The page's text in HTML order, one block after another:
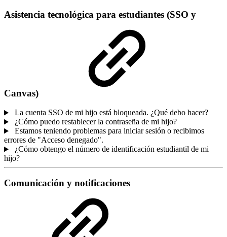
Asistencia tecnológica para estudiantes (SSO y
Canvas)
La cuenta SSO de mi hijo está bloqueada. ¿Qué debo hacer?
¿Cómo puedo restablecer la contraseña de mi hijo?
Estamos teniendo problemas para iniciar sesión o recibimos
errores de "Acceso denegado".
¿Cómo obtengo el número de identificación estudiantil de mi
hijo?
Comunicación y notificaciones